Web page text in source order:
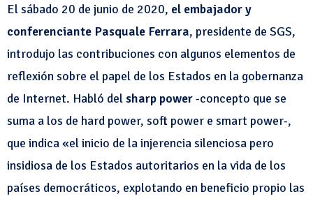
El sábado 20 de junio de 2020, el embajador y
conferenciante Pasquale Ferrara, presidente de SGS,
introdujo las contribuciones con algunos elementos de
reflexión sobre el papel de los Estados en la gobernanza
de Internet. Habló delsharp power-concepto que se
suma a los de hard power, soft power e smart power-,
que indica «el inicio de la injerencia silenciosa pero
insidiosa de los Estados autoritarios en la vida de los
países democráticos, explotando en beneficio propio las